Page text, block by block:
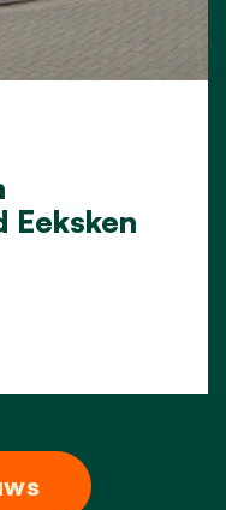
Eeksken